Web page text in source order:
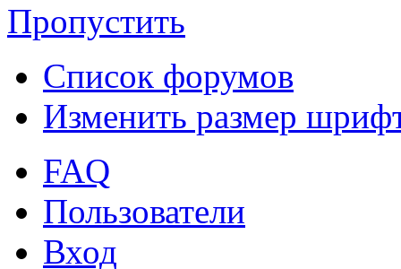
Пропустить
Список форумов
Изменить размер
FAQ
Пользователи
Вход